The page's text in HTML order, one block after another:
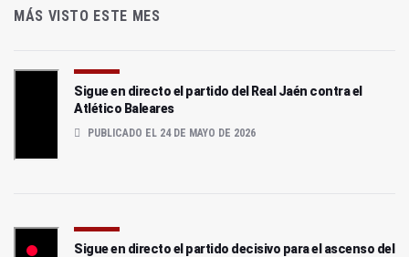
MÁS VISTO ESTE MES
Sigue en directo el partido del Real Jaén contra el
Atlético Baleares
PUBLICADO EL 24 DE MAYO DE 2026
Sigue en directo el partido decisivo para el ascenso del